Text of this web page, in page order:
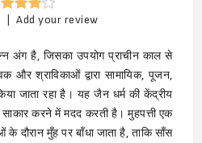
Add your review
अंग है, जिसका उपयोग प्राचीन काल से
और श्राविकाओं द्वारा सामायिक, पूजन,
जाता रहा है। यह जैन धर्म की केंद्रीय
साकार करने में मदद करती है। मुहपत्ती एक
के दौरान मुँह पर बाँधा जाता है, ताकि साँस